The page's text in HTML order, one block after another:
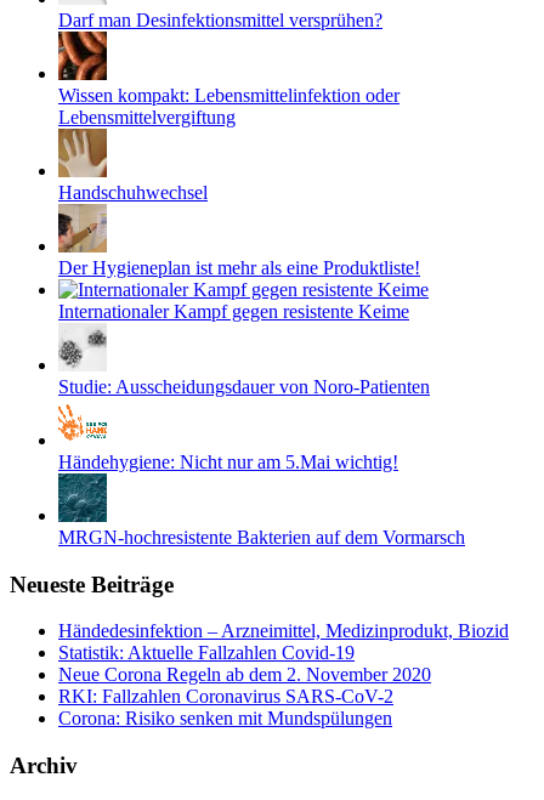
Darf man Desinfektionsmittel versprühen?
Wissen kompakt: Lebensmittelinfektion oder
Lebensmittelvergiftung
Handschuhwechsel
Der Hygieneplan ist mehr als eine Produktliste!
Internationaler Kampf gegen resistente Keime
Studie: Ausscheidungsdauer von Noro-Patienten
Händehygiene: Nicht nur am 5.Mai wichtig!
MRGN-hochresistente Bakterien auf dem Vormarsch
Neueste Beiträge
Händedesinfektion – Arzneimittel, Medizinprodukt, Biozid
Statistik: Aktuelle Fallzahlen Covid-19
Neue Corona Regeln ab dem 2. November 2020
RKI: Fallzahlen Coronavirus SARS-CoV-2
Corona: Risiko senken mit Mundspülungen
Archiv